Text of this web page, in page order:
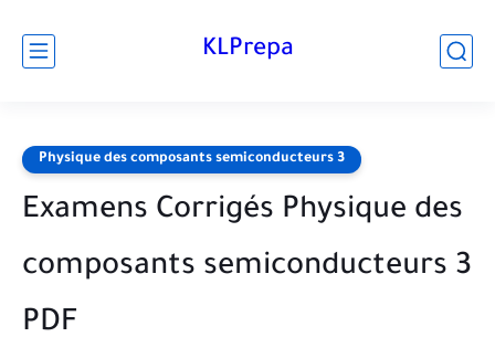
KLPrepa
Physique des composants semiconducteurs 3
Examens Corrigés Physique des
composants semiconducteurs 3
PDF